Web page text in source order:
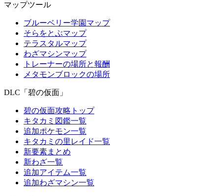
マップツール
ブルーベリー学園マップ
そらをとぶマップ
テラスタルマップ
わざマシンマップ
トレーナーの場所と報酬
メタモンブロックの場所
DLC「碧の仮面」
碧の仮面攻略トップ
キタカミ図鑑一覧
追加ポケモン一覧
キタカミの里レイド一覧
新要素まとめ
新わざ一覧
追加アイテム一覧
追加わざマシン一覧